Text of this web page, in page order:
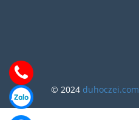
© 2024 duhoczei.com